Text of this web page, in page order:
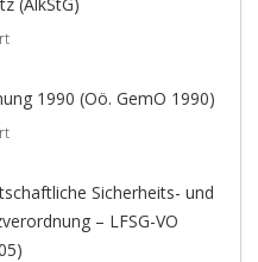
1990 (Oö. GemO 1990)
Sicherheits- und
– LFSG-VO